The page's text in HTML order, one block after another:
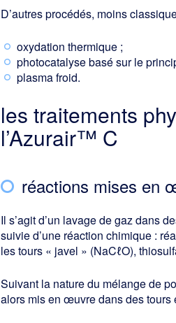
D’autres procédés, moins
oxydation thermique ;
photocatalyse basé sur le
plasma froid.
les traitements
l’Azurair™ C
réactions mises en
Il s’agit d’un lavage de gaz dans
suivie d’une réaction chimique :
les tours « javel » (NaCℓO),
Suivant la nature du mélange de
alors mis en œuvre dans des tours